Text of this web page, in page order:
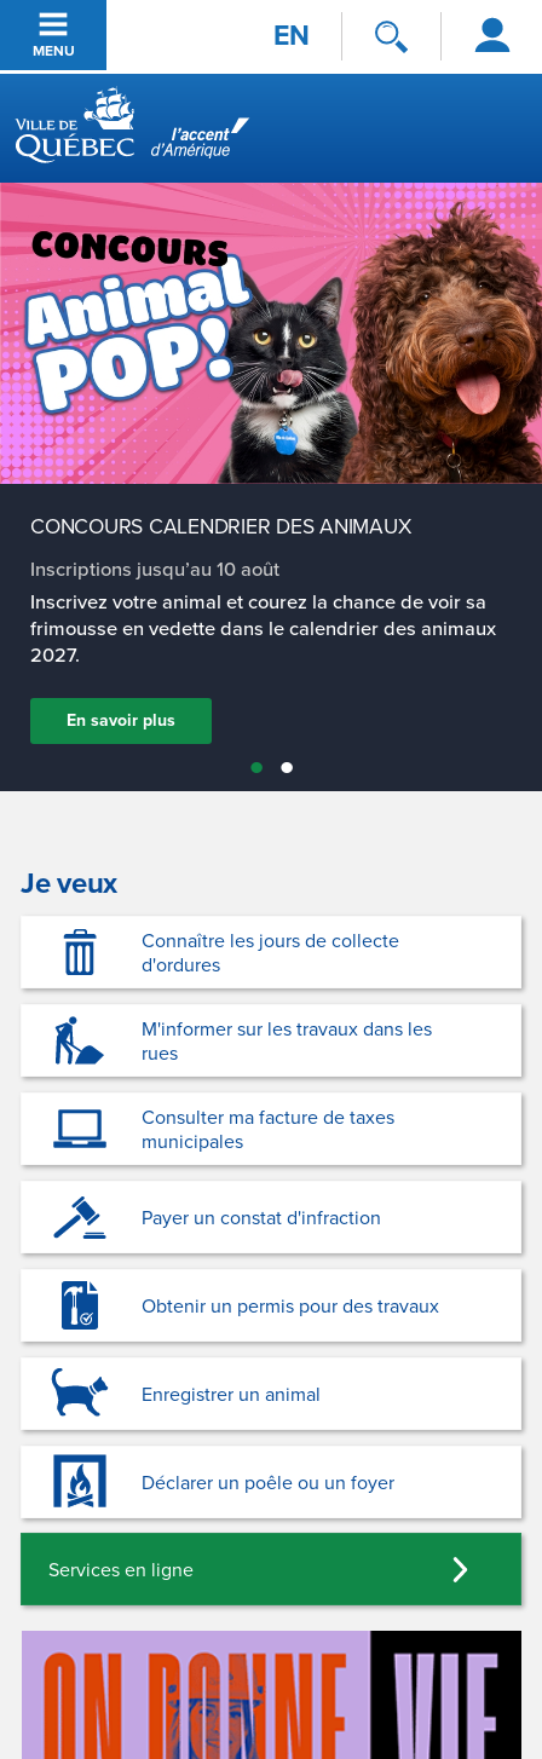
Passer au contenu principal
MENU EN
Se
connecter
Ville de Québec
Je veux
Connaître les jours de collecte
d'ordures
M'informer sur les travaux dans les
rues
Consulter ma facture de taxes
municipales
Payer un constat d'infraction
Obtenir un permis pour des travaux
Enregistrer un animal
Déclarer un poêle ou un foyer
Services en ligne